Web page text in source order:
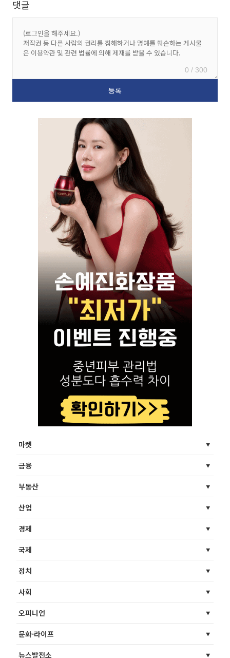
댓글
0 / 300
마켓
금융
부동산
산업
경제
국제
정치
사회
오피니언
문화·라이프
뉴스발전소